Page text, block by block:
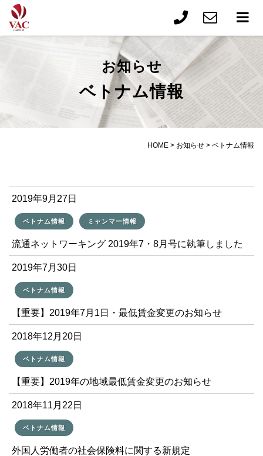
お知らせ
ベトナム情報
HOME > お知らせ > ベトナム情報
2019年9月27日
ベトナム情報 ミャンマー情報
流通ネットワーキング 2019年7・8月号に執筆しました
2019年7月30日
ベトナム情報
【重要】2019年7月1日・最低賃金変更のお知らせ
2018年12月20日
ベトナム情報
【重要】2019年の地域最低賃金変更のお知らせ
2018年11月22日
ベトナム情報
外国人労働者の社会保険料に関する新規定